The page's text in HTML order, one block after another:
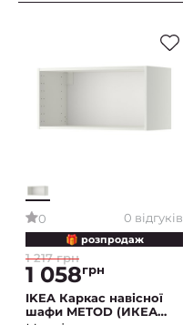
0 0 відгуків
🎁 розпродаж
1 217 грн
1 058грн
IKEA Каркас навісної
шафи METOD (ИКЕА